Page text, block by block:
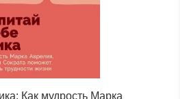
Как мудрость Марка